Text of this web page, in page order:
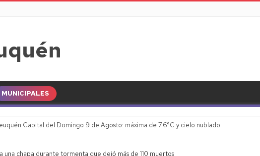
MUNICIPALES
Capital del Domingo 9 de Agosto: máxima de 7.6°C y cielo nublado
chapa durante tormenta que dejó más de 110 muertos